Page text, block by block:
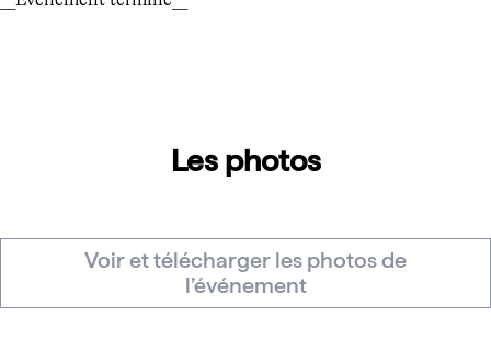
Les photos
Voir et télécharger les photos de
l’événement